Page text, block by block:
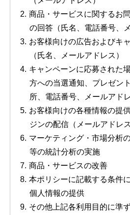
商品・サービスに関するお
の回答（氏名、電話番号、
お客様向けの広告およびキ
（氏名、メールアドレス）
キャンペーンに応募された
方への当選通知、プレゼン
所、電話番号、メールアドレ
お客様向けの各種情報の提
ジンの配信（メールアドレス
マーケティング・市場分析
等の統計分析の実施
商品・サービスの改善
本ポリシーに記載する条件
個人情報の提供
その他上記各利用目的に準